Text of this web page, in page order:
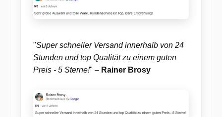
"Super schneller Versand innerhalb von 24
Stunden und top Qualität zu einem guten
Preis - 5 Sterne!" – Rainer Brosy